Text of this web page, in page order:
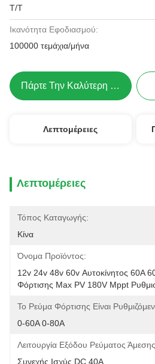
Τ/Τ
Ικανότητα Εφοδιασμού:
100000 τεμάχια/μήνα
Πάρτε Την Καλύτερη Τιμή
Λεπτομέρειες
Λεπτομέρειες
Τόπος Καταγωγής:
Κίνα
Όνομα Προϊόντος:
12v 24v 48v 60v Αυτοκίνητος 60A
Φόρτισης Max PV 180V Mppt
Το Ρεύμα Φόρτισης Είναι
0-60A 0-80A
Λειτουργία Εξόδου Ρεύματος
Συνεχής Ισχύς DC 40A